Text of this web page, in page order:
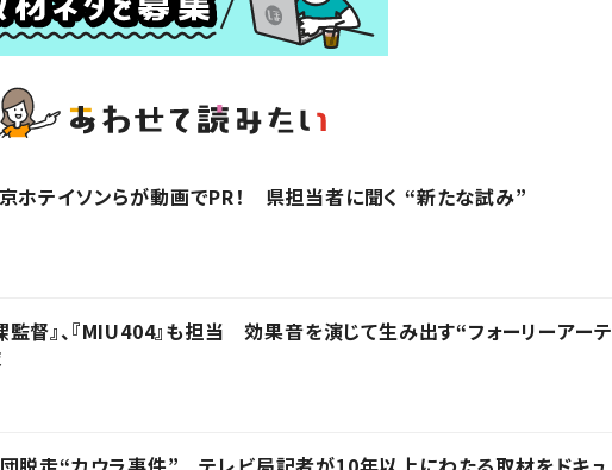
ホテイソンらが動画でPR！ 県担当者に聞く “新たな試み”
監督』、『MIU404』も担当 効果音を演じて生み出す“フォーリーアーテ